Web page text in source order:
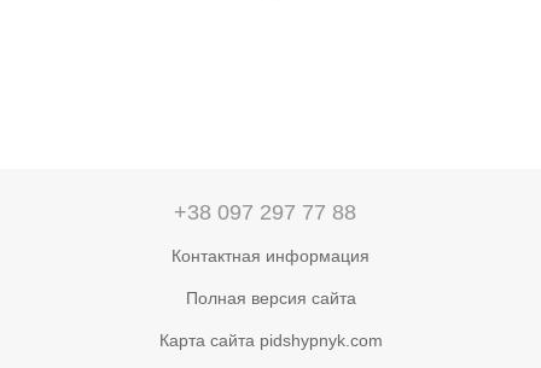
+38 097 297 77 88
Контактная информация
Полная версия сайта
Карта сайта pidshypnyk.com